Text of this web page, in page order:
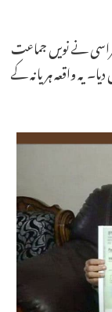
نے نویں جماعت
یہ واقعہ ہریانہ کے